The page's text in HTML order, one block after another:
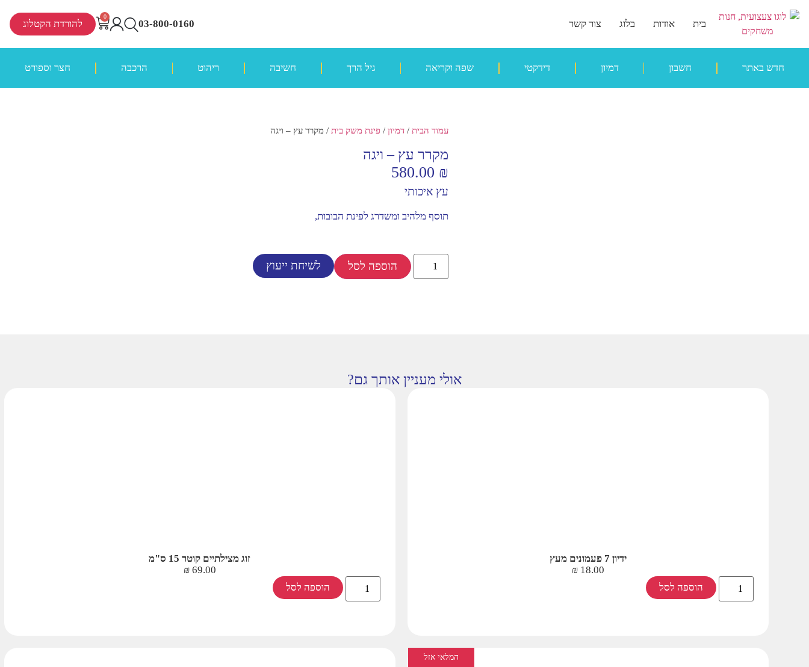
בית אודות בלוג צור קשר 03-800-0160
0
להורדת הקטלוג
חדש באתר חשבון דמיון דידקטי שפה וקריאה גיל הרך חשיבה ריהוט הרכבה חצר וספורט
עמוד הבית /דמיון / פינת משק בית / מקרר עץ – ויגה
מקרר עץ – ויגה
580.00 ₪
עץ איכותי
תוסף מלהיב ומשדרג לפינת הבובות,
הוספה לסל לשיחת ייעוץ
אולי מעניין אותך גם?
ידיון 7 פעמונים מעץ
18.00
₪
הוספה לסל
זוג מצילתיים קוטר 15 ס"מ
69.00
₪
הוספה לסל
המלאי אזל